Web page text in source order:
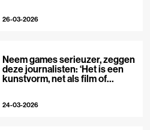
26-03-2026
Neem games serieuzer, zeggen
deze journalisten: ‘Het is een
kunstvorm, net als film of
24-03-2026